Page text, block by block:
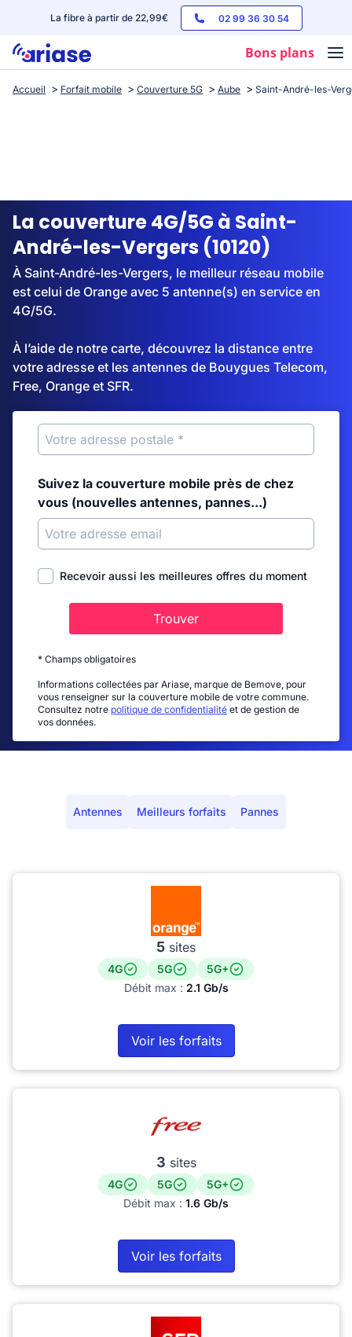
La fibre à partir de 22,99€ 02 99 36 30 54
Bons plans
Box internet
Streaming
Accueil Forfait mobile Couverture 5G Aube Saint-André-les-
La couverture 4G/5G à Saint-
André-les-Vergers (10120)
À Saint-André-les-Vergers, le meilleur réseau mobile
est celui de Orange avec 5 antenne(s) en service en
4G/5G.
À l’aide de notre carte, découvrez la distance entre
votre adresse et les antennes de Bouygues Telecom,
Free, Orange et SFR.
Suivez la couverture mobile près de chez
vous (nouvelles antennes, pannes...)
Recevoir aussi les meilleures offres du moment
Trouver
* Champs obligatoires
Informations collectées par Ariase, marque de Bemove, pour
vous renseigner sur la couverture mobile de votre commune.
Consultez notre politique de confidentialité et de gestion de
vos données.
Antennes Meilleurs forfaits Pannes
5 sites
4G 5G
5G+
Débit max : 2.1 Gb/s
Voir les forfaits
3 sites
4G 5G
5G+
Débit max : 1.6 Gb/s
Voir les forfaits